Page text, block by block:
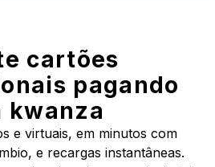
cartões
pagando
kwanza
e virtuais, em minutos com
e recargas instantâneas.